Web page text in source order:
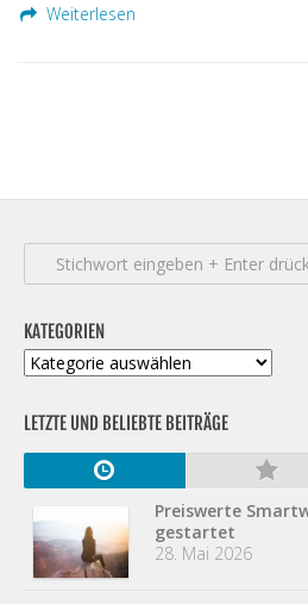
Weiterlesen
KATEGORIEN
Kategorien
LETZTE UND BELIEBTE BEITRÄGE
Preiswerte
gestartet
28. Mai 2026